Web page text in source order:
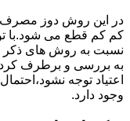
در این روش دوز مصرف
کم کم قطع می شود.با
نسبت به روش های ذکر
به بررسی و برطرف
اعتیاد توجه
وجود دارد.